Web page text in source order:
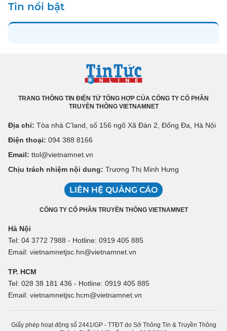
Tin nổi bật
TRANG THÔNG TIN ĐIỆN TỬ TỔNG HỢP CỦA CÔNG TY CỔ PHẦN
TRUYỀN THÔNG VIETNAMNET
Địa chỉ: Tòa nhà C’land, số 156 ngõ Xã Đàn 2, Đống Đa, Hà Nội
Điện thoại: 094 388 8166
Email: ttol@vietnamnet.vn
Chịu trách nhiệm nội dung: Trương Thị Minh Hưng
LIÊN HỆ QUẢNG CÁO
CÔNG TY CỔ PHẦN TRUYỀN THÔNG VIETNAMNET
Hà Nội
Tel: 04 3772 7988 - Hotline: 0919 405 885
Email: vietnamnetjsc.hn@vietnamnet.vn
TP. HCM
Tel: 028 38 181 436 - Hotline: 0919 405 885
Email: vietnamnetjsc.hcm@vietnamnet.vn
Giấy phép hoạt động số 2441/GP - TTĐT do Sở Thông Tin & Truyền Thông